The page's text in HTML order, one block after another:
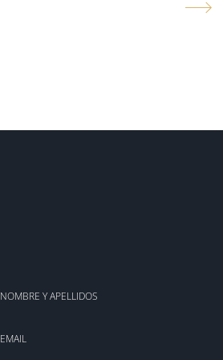
NOMBRE Y APELLIDOS
EMAIL